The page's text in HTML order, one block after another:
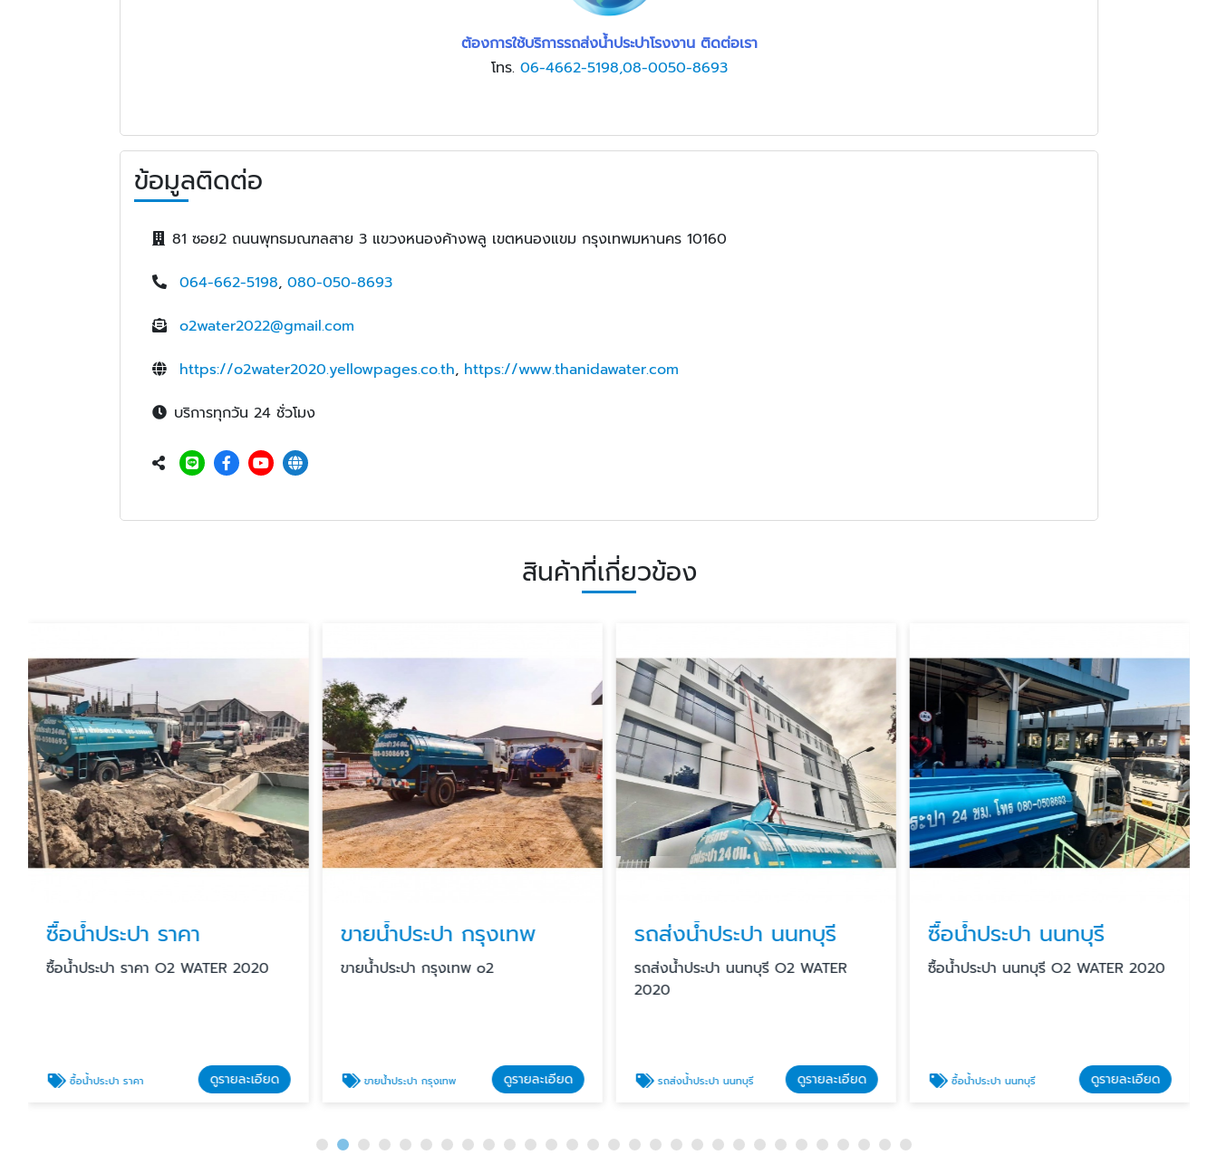
ต้องการใช้บริการรถส่งน้ำประปาโรงงาน ติดต่อเรา
โทร. 06-4662-5198,08-0050-8693
ข้อมูลติดต่อ
81 ซอย2 ถนนพุทธมณฑลสาย 3 แขวงหนองค้างพลู เขตหนองแขม กรุงเทพมหานคร 10160
064-662-5198, 080-050-8693
o2water2022@gmail.com
https://o2water2020.yellowpages.co.th, https://www.thanidawater.com
บริการทุกวัน 24 ชั่วโมง
สินค้าที่เกี่ยวข้อง
ซื้อน้ำประปา ราคา
ซื้อน้ำประปา ราคา O2 WATER 2020
ซื้อน้ำประปา ราคา ดูรายละเอียด
ขายน้ำประปา กรุงเทพ
ขายน้ําประปา กรุงเทพ o2
ขายน้ําประปา กรุงเทพ ดูรายละเอียด
รถส่งน้ำประปา นนทบุรี
รถส่งน้ำประปา นนทบุรี O2 WATER
2020
รถส่งน้ำประปา นนทบุรี ดูรายละเอียด
ซื้อน้ำประปา นนทบุรี
ซื้อน้ำประปา นนทบุรี O2 WATER 2020
ซื้อน้ำประปา นนทบุรี ดูรายละเอียด